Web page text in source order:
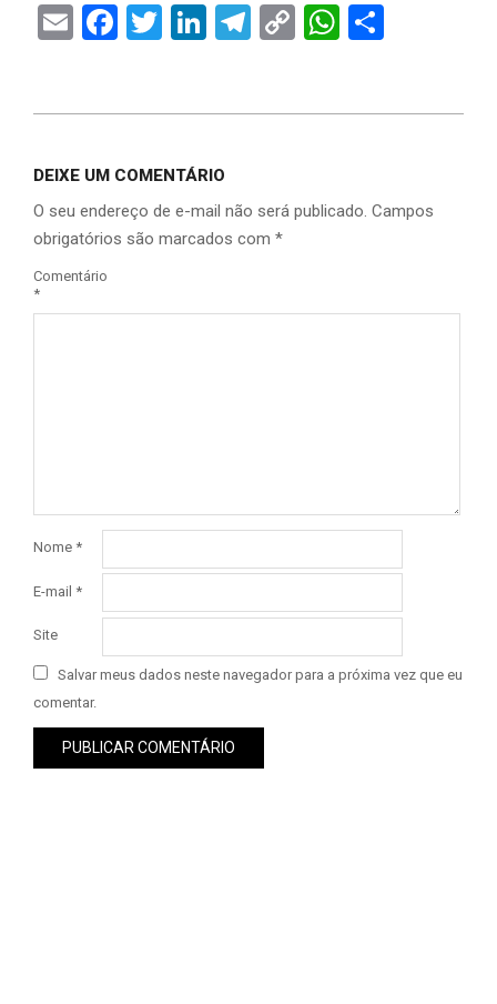
EmailFacebook
Twitter
LinkedIn
Telegram
Copy
DEIXE UM COMENTÁRIO
O seu endereço de e-mail não será publicado. Campos
obrigatórios são marcados com *
Comentário
*
Nome *
E-mail *
Site
Salvar meus dados neste navegador para a próxima vez que eu
comentar.